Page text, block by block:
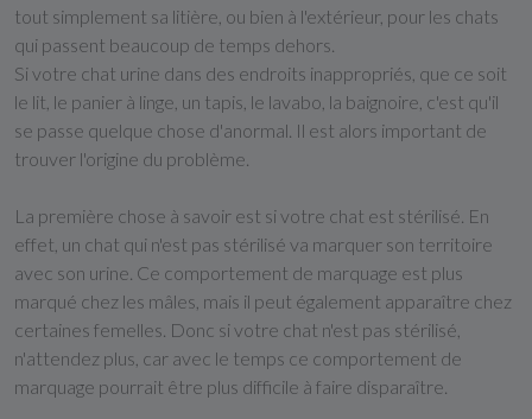
tout simplement sa litière, ou bien à l'extérieur, pour les chats
qui passent beaucoup de temps dehors.
Si votre chat urine dans des endroits inappropriés, que ce soit
le lit, le panier à linge, un tapis, le lavabo, la baignoire, c'est qu'il
se passe quelque chose d'anormal. Il est alors important de
trouver l'origine du problème.
La première chose à savoir est si votre chat est stérilisé. En
effet, un chat qui n'est pas stérilisé va marquer son territoire
avec son urine. Ce comportement de marquage est plus
marqué chez les mâles, mais il peut également apparaître chez
certaines femelles. Donc si votre chat n'est pas stérilisé,
n'attendez plus, car avec le temps ce comportement de
marquage pourrait être plus difficile à faire disparaître.